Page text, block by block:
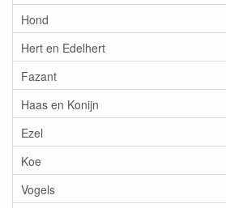
Hond
Hert en Edelhert
Fazant
Haas en Konijn
Ezel
Koe
Vogels